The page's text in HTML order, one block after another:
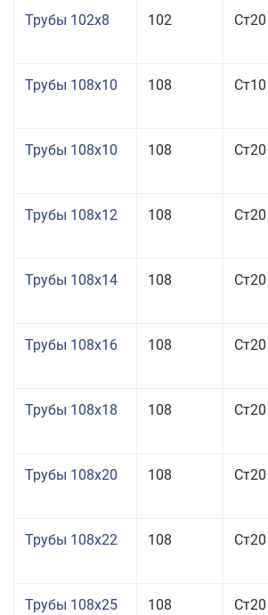
Трубы 102x8 102 Ст20
Трубы 108x10 108 Ст10
Трубы 108x10 108 Ст20
Трубы 108x12 108 Ст20
Трубы 108x14 108 Ст20
Трубы 108x16 108 Ст20
Трубы 108x18 108 Ст20
Трубы 108x20 108 Ст20
Трубы 108x22 108 Ст20
Трубы 108x25 108 Ст20